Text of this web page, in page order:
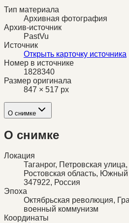
Тип материала
Архивная фотография
Архив-источник
PastVu
Источник
Открыть карточку источника
Номер в источнике
1828340
Размер оригинала
847 × 517 px
О снимке
О снимке
Локация
Таганрог, Петровская
Ростовская область,
347922, Россия
Эпоха
Октябрьская революция,
военный коммунизм
Координаты